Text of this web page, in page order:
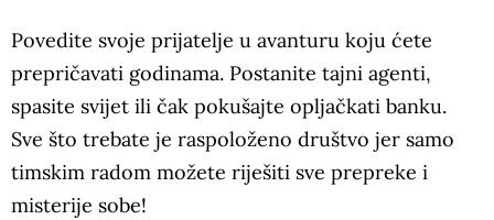
Povedite svoje prijatelje u avanturu koju ćete
prepričavati godinama. Postanite tajni agenti,
spasite svijet ili čak pokušajte opljačkati banku.
Sve što trebate je raspoloženo društvo jer samo
timskim radom možete riješiti sve prepreke i
misterije sobe!